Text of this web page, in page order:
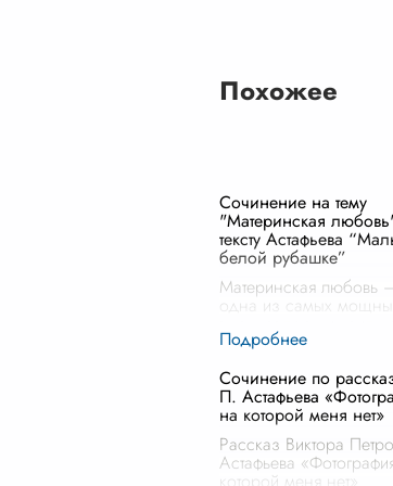
Похожее
Сочинение на тему
"Материнская
тексту Астафьева
белой рубашке”
Материнская любовь
одна из самых
Земле. В произведении
Астафьева «Мальчик в
рубашке» она
перед нами во всей св
Сочинение по
П. Астафьева
на которой меня нет»
Рассказ Виктора
Астафьева